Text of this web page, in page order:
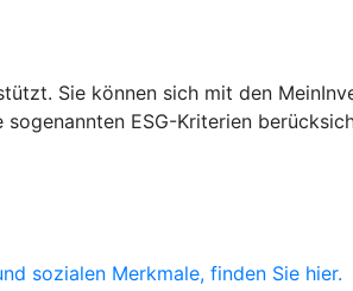
Sie können sich mit den
ESG-Kriterien
sozialen Merkmale, finden Sie hier.